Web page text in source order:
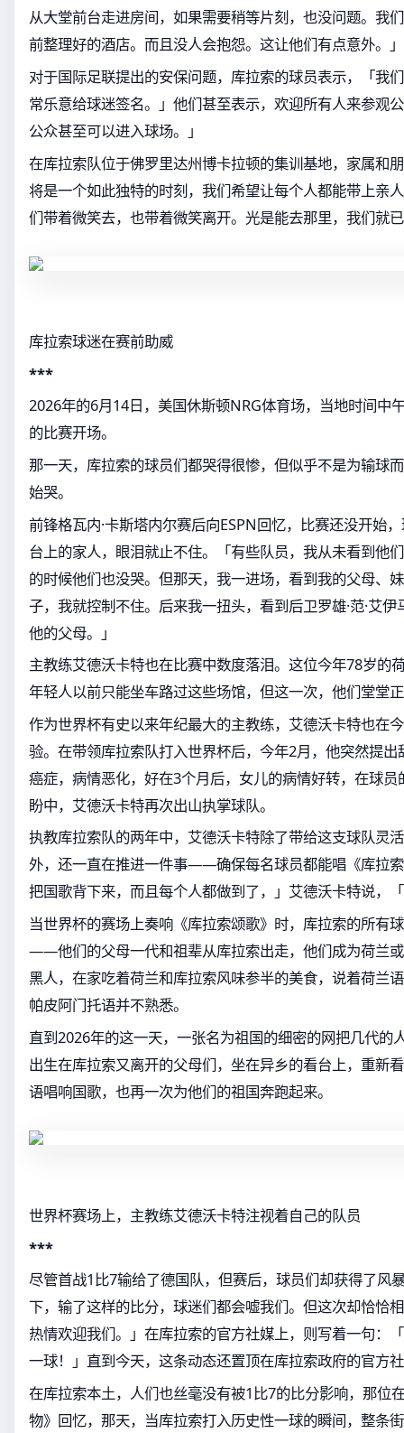
从大堂前台走进房间，如果需要稍等片刻，也没问题。我
前整理好的酒店。而且没人会抱怨。这让他们有点意外。」
对于国际足联提出的安保问题，库拉索的球员表示，「我
常乐意给球迷签名。」他们甚至表示，欢迎所有人来参观
公众甚至可以进入球场。」
在库拉索队位于佛罗里达州博卡拉顿的集训基地，家属和
将是一个如此独特的时刻，我们希望让每个人都能带上亲
们带着微笑去，也带着微笑离开。光是能去那里，我们就
库拉索球迷在赛前助威
***
2026年的6月14日，美国休斯顿NRG体育场，当地时间中
的比赛开场。
那一天，库拉索的球员们都哭得很惨，但似乎不是为输球
始哭。
前锋格瓦内·卡斯塔内尔赛后向ESPN回忆，比赛还没开始
台上的家人，眼泪就止不住。「有些队员，我从未看到他
的时候他们也没哭。但那天，我一进场，看到我的父母、
子，我就控制不住。后来我一扭头，看到后卫罗雄·范·艾
他的父母。」
主教练艾德沃卡特也在比赛中数度落泪。这位今年78岁的
年轻人以前只能坐车路过这些场馆，但这一次，他们堂堂
作为世界杯有史以来年纪最大的主教练，艾德沃卡特也在
验。在带领库拉索队打入世界杯后，今年2月，他突然提
癌症，病情恶化，好在3个月后，女儿的病情好转，在球
盼中，艾德沃卡特再次出山执掌球队。
执教库拉索队的两年中，艾德沃卡特除了带给这支球队灵
外，还一直在推进一件事——确保每名球员都能唱《库拉
把国歌背下来，而且每个人都做到了，」艾德沃卡特说，
当世界杯的赛场上奏响《库拉索颂歌》时，库拉索的所有
——他们的父母一代和祖辈从库拉索出走，他们成为荷兰
黑人，在家吃着荷兰和库拉索风味参半的美食，说着荷兰
帕皮阿门托语并不熟悉。
直到2026年的这一天，一张名为祖国的细密的网把几代的
出生在库拉索又离开的父母们，坐在异乡的看台上，重新
语唱响国歌，也再一次为他们的祖国奔跑起来。
世界杯赛场上，主教练艾德沃卡特注视着自己的队员
***
尽管首战1比7输给了德国队，但赛后，球员们却获得了风
下，输了这样的比分，球迷们都会嘘我们。但这次却恰恰
热情欢迎我们。」在库拉索的官方社媒上，则写着一句：
一球！」直到今天，这条动态还置顶在库拉索政府的官方
在库拉索本土，人们也丝毫没有被1比7的比分影响，那位
物》回忆，那天，当库拉索打入历史性一球的瞬间，整条